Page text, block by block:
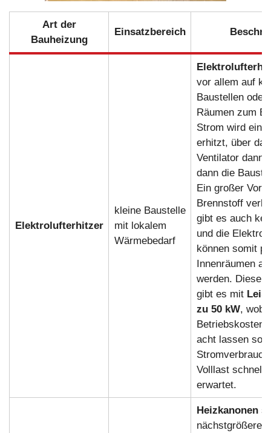
Art der
Bauheizung
Einsatzbereich
Elektrolufterhitzer
kleine Baustelle
mit lokalem
Wärmebedarf
vor allem auf
Baustellen oder
Räumen zum
Strom wird ein
erhitzt, über
Ventilator dann
dann die
Ein großer
Brennstoff
gibt es auch
und die
können somit
Innenräumen
werden. Diese
gibt es mit
zu 50 kW,
Betriebskosten
acht lassen
Volllast schnell
erwartet.
Heizkanonen
nächstgrößere